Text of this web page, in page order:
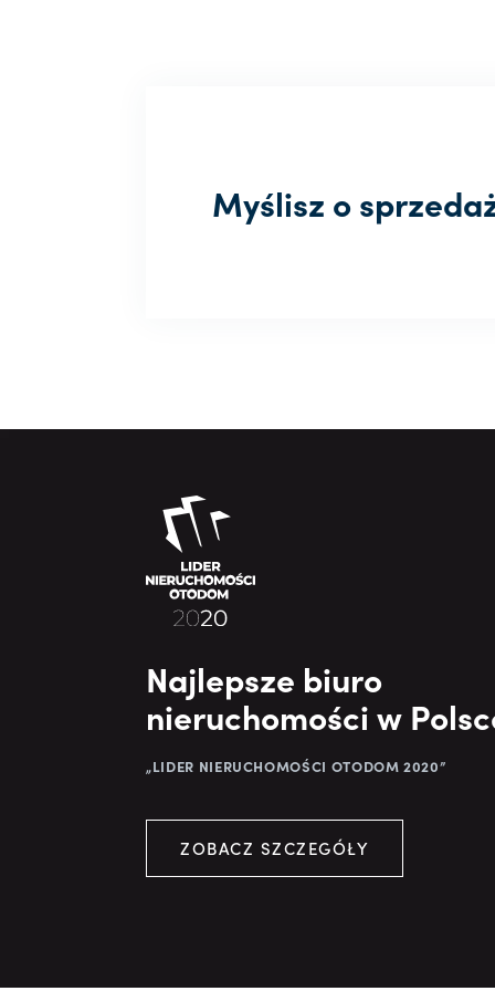
Myślisz o
Najlepsze biuro
nieruchomości w
„LIDER NIERUCHOMOŚCI OTODOM 2020”
ZOBACZ SZCZEGÓŁY